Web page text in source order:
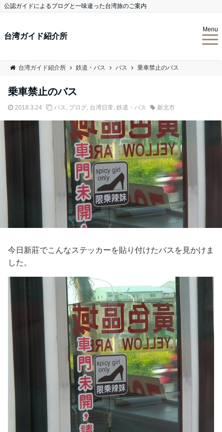
公認ガイドによるブログと一味違った台湾旅のご案内
台湾ガイド紹介所
Menu
台湾ガイド紹介所 鉄道・バス バス 乗車禁止のバス
乗車禁止のバス
2018.3.24 バス, ブログ, 台湾日常, 鉄道・バス 新北市
今日新莊でこんなステッカーを貼り付けたバスを見かけま
した。